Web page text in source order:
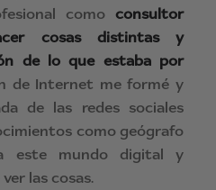
como consultor
cosas distintas y
de lo que estaba por
de Internet me formé y
de las redes sociales
como geógrafo
este mundo digital y
las cosas.